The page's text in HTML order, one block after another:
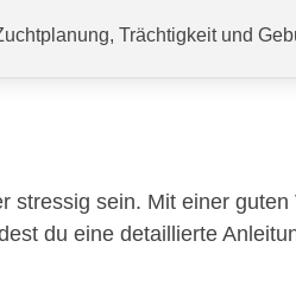
Trächtigkeit und
sein. Mit einer
du eine detaillierte